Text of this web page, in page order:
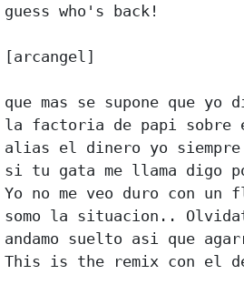
guess who's back!
[arcangel]
que mas se supone que yo
la factoria de papi sobre
alias el dinero yo siempre
si tu gata me llama digo
Yo no me veo duro con un
somo la situacion..
andamo suelto asi que
This is the remix con el